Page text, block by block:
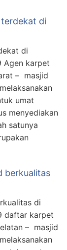
di
di
Agen karpet
– masjid
umat
menyediakan
satunya
berkualitas
di
daftar karpet
– masjid